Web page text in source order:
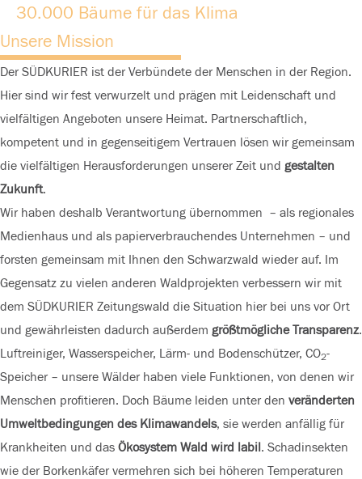
30.000 Bäume für das Klima
Unsere Mission
Der SÜDKURIER ist der Verbündete der Menschen in der Region.
Hier sind wir fest verwurzelt und prägen mit Leidenschaft und
vielfältigen Angeboten unsere Heimat. Partnerschaftlich,
kompetent und in gegenseitigem Vertrauen lösen wir gemeinsam
die vielfältigen Herausforderungen unserer Zeit und gestalten
Zukunft.
Wir haben deshalb Verantwortung übernommen – als regionales
Medienhaus und als papierverbrauchendes Unternehmen – und
forsten gemeinsam mit Ihnen den Schwarzwald wieder auf. Im
Gegensatz zu vielen anderen Waldprojekten verbessern wir mit
dem SÜDKURIER Zeitungswald die Situation hier bei uns vor Ort
und gewährleisten dadurch außerdem größtmögliche Transparenz.
Luftreiniger, Wasserspeicher, Lärm- und Bodenschützer, CO2-
Speicher – unsere Wälder haben viele Funktionen, von denen wir
Menschen profitieren. Doch Bäume leiden unter den veränderten
Umweltbedingungen des Klimawandels, sie werden anfällig für
Krankheiten und das Ökosystem Wald wird labil. Schadinsekten
wie der Borkenkäfer vermehren sich bei höheren Temperaturen